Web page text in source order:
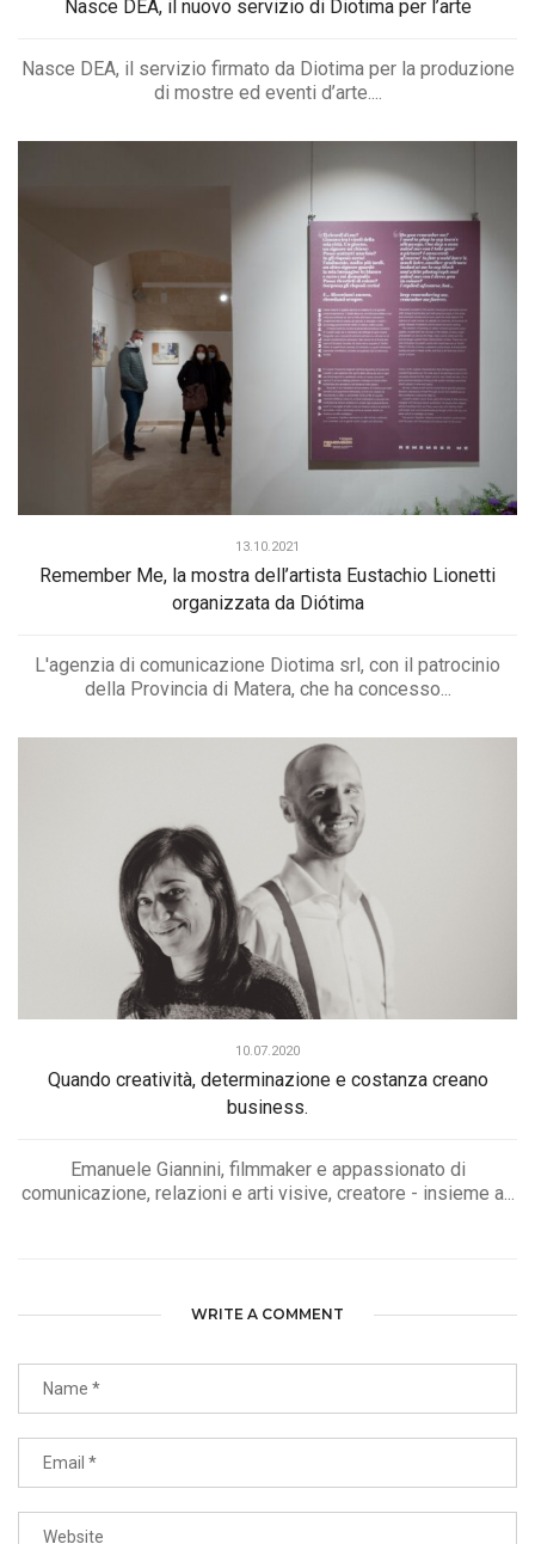
Nasce DEA, il nuovo servizio di Diotima per l’arte
Nasce DEA, il servizio firmato da Diotima per la produzione
di mostre ed eventi d’arte....
13.10.2021
Remember Me, la mostra dell’artista Eustachio Lionetti
organizzata da Diótima
L'agenzia di comunicazione Diotima srl, con il patrocinio
della Provincia di Matera, che ha concesso...
10.07.2020
Quando creatività, determinazione e costanza creano
business.
Emanuele Giannini, filmmaker e appassionato di
comunicazione, relazioni e arti visive, creatore - insieme a...
WRITE A COMMENT